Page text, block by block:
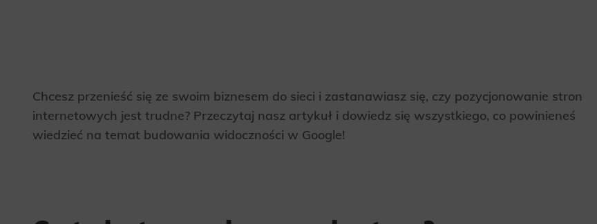
Chcesz przenieść się ze swoim biznesem do sieci i zastanawiasz się, czy pozycjonowanie stron
internetowych jest trudne? Przeczytaj nasz artykuł i dowiedz się wszystkiego, co powinieneś
wiedzieć na temat budowania widoczności w Google!